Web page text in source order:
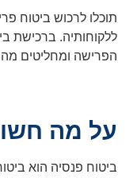
תוכלו לרכוש ביטוח
ללקוחותיה. ברכישת
הפרישה ומחליטים
על מה
ביטוח פנסיה הוא